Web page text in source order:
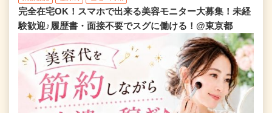
完全在宅OK！スマホで出来る美容モニター大募集！未経
験歓迎♪履歴書・面接不要でスグに働ける！@東京都